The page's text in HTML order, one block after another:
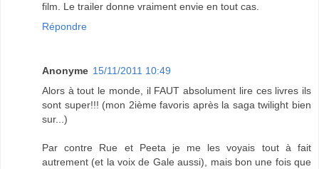
film. Le trailer donne vraiment envie en tout cas.
Répondre
Anonyme 15/11/2011 10:49
Alors à tout le monde, il FAUT absolument lire ces livres ils
sont super!!! (mon 2ième favoris après la saga twilight bien
sur...)
Par contre Rue et Peeta je me les voyais tout à fait
autrement (et la voix de Gale aussi), mais bon une fois que